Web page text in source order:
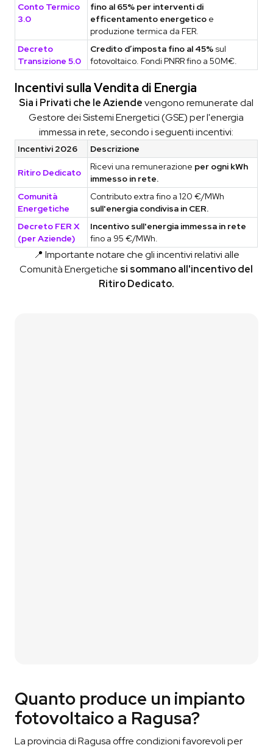
Conto Termico
3.0
fino al 65% per interventi di
efficentamento energetico e
produzione termica da FER.
Decreto
Transizione 5.0
Credito d’imposta fino al 45% sul
fotovoltaico. Fondi PNRR fino a 50M€.
Incentivi sulla Vendita di Energia
Sia i Privati che le Aziendevengono remunerate dal
Gestore dei Sistemi Energetici (GSE) per l'energia
immessa in rete, secondo i seguenti incentivi:
Incentivi 2026 Descrizione
Ritiro Dedicato
Ricevi una remunerazione per ogni kWh
immesso in rete.
Comunità
Energetiche
Contributo extra fino a 120 €/MWh
sull'energia condivisa in CER.
Decreto FER X
(per Aziende)
Incentivo sull'energia immessa in rete
fino a 95 €/MWh.
📍 Importante notare che gli incentivi relativi alle
Comunità Energetiche si sommano all'incentivo del
Ritiro Dedicato.
Quanto produce un impianto
fotovoltaico a Ragusa?
La provincia di Ragusa offre condizioni favorevoli per